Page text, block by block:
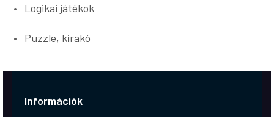
Logikai játékok
Puzzle, kirakó
Információk